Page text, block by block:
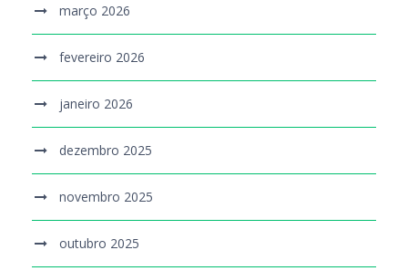
março 2026
fevereiro 2026
janeiro 2026
dezembro 2025
novembro 2025
outubro 2025